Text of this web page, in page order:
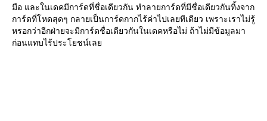
มือ และในเดคมีการ์ดที่ชื่อเดียวกัน ทำลายการ์ดที่มีชื่อเดียวกันทิ้งจาก
การ์ดที่โหดสุดๆ กลายเป็นการ์ดกากไร้ค่าไปเลยทีเดียว เพราะเราไม่รู้
หรอกว่าอีกฝ่ายจะมีการ์ดชื่อเดียวกันในเดคหรือไม่ ถ้าไม่มีข้อมูลมา
ก่อนแทบไร้ประโยชน์เล